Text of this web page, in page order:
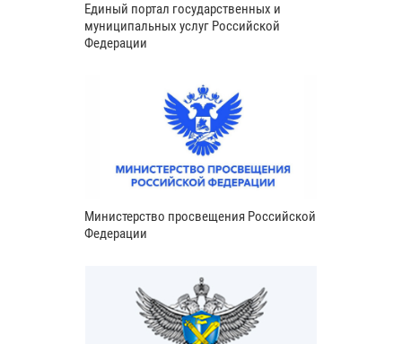
Единый портал государственных и
муниципальных услуг Российской
Федерации
Министерство просвещения Российской
Федерации